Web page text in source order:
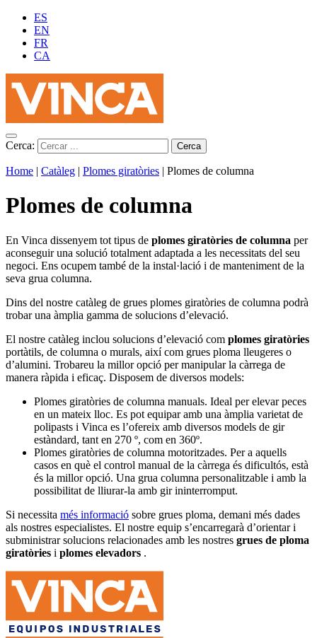
ES
EN
FR
CA
Cerca:
Home | Catàleg | Plomes giratòries | Plomes de columna
Plomes de columna
En Vinca dissenyem tot tipus de plomes giratòries de columna per
aconseguir una solució totalment adaptada a les necessitats del seu
negoci. Ens ocupem també de la instal·lació i de manteniment de la
seva grua columna.
Dins del nostre catàleg de grues plomes giratòries de columna podrà
trobar una àmplia gamma de solucions d’elevació.
El nostre catàleg inclou solucions d’elevació com plomes giratòries
portàtils, de columna o murals, així com grues ploma lleugeres o
d’alumini. Trobareu la millor opció per manipular la càrrega de
manera ràpida i eficaç. Disposem de diversos models:
Plomes giratòries de columna manuals. Ideal per elevar peces
en un mateix lloc. Es pot equipar amb una àmplia varietat de
polipasts i Vinca es l’ofereix amb diversos models de gir
estàndard, tant en 270 º, com en 360º.
Plomes giratòries de columna motoritzades. Per a aquells
casos en què el control manual de la càrrega és dificultós, està
és la millor opció. Una grua columna personalitzable i amb la
possibilitat de lliurar-la amb gir ininterromput.
Si necessita més informació sobre grues ploma, demani més dades
als nostres especialistes. El nostre equip s’encarregarà d’orientar i
subministrar solucions relacionades amb les nostres grues de ploma
giratòries i plomes elevadors .